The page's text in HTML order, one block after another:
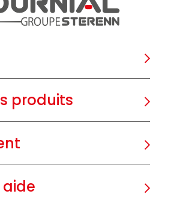
produits